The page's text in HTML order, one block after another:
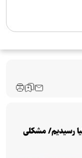
برازیلیا رسیدیم/ مشکلی